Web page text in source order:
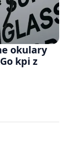
okulary
kpi z